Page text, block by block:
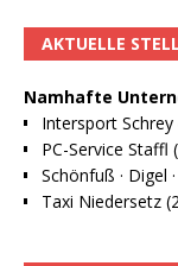
AKTUELLE
Namhafte
Intersport Schrey
PC-Service Staffl
Schönfuß · Digel
Taxi Niedersetz